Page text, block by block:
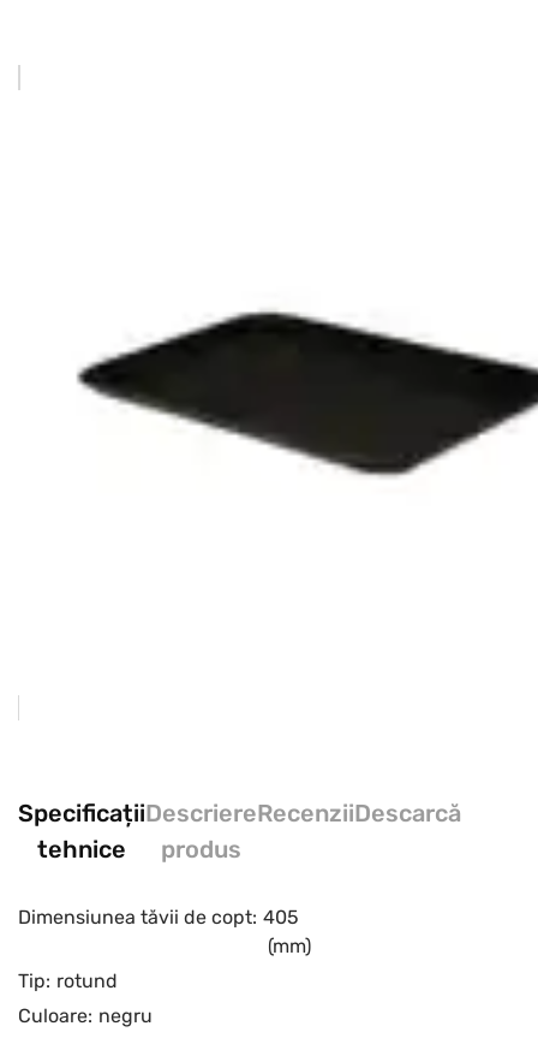
Specificații
tehnice
Descriere
produs
RecenziiDescarcă
Dimensiunea tăvii de copt: 405
(mm)
Tip: rotund
Culoare: negru